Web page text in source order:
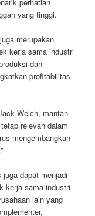
yang tinggi.
merupakan
kerja sama industri
dan
profitabilitas
Welch, mantan
relevan dalam
mengembangkan
dapat menjadi
kerja sama industri
lain yang